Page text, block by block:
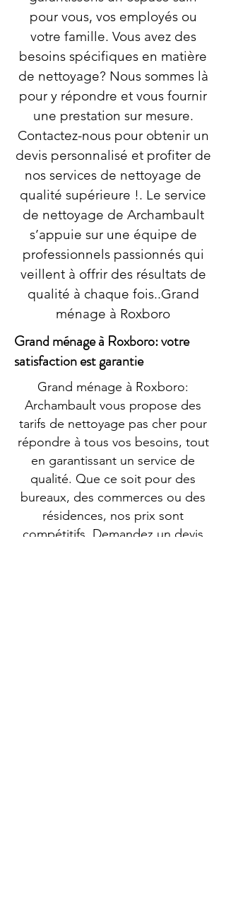
pour vous, vos employés ou
votre famille. Vous avez des
besoins spécifiques en matière
de nettoyage? Nous sommes là
pour y répondre et vous fournir
une prestation sur mesure.
Contactez-nous pour obtenir un
devis personnalisé et profiter de
nos services de nettoyage de
qualité supérieure !. Le service
de nettoyage de Archambault
s’appuie sur une équipe de
professionnels passionnés qui
veillent à offrir des résultats de
qualité à chaque fois..Grand
ménage à Roxboro
Grand ménage à Roxboro: votre
satisfaction est garantie
Grand ménage à Roxboro:
Archambault vous propose des
tarifs de nettoyage pas cher pour
répondre à tous vos besoins, tout
en garantissant un service de
qualité. Que ce soit pour des
bureaux, des commerces ou des
résidences, nos prix sont
compétitifs. Demandez un devis